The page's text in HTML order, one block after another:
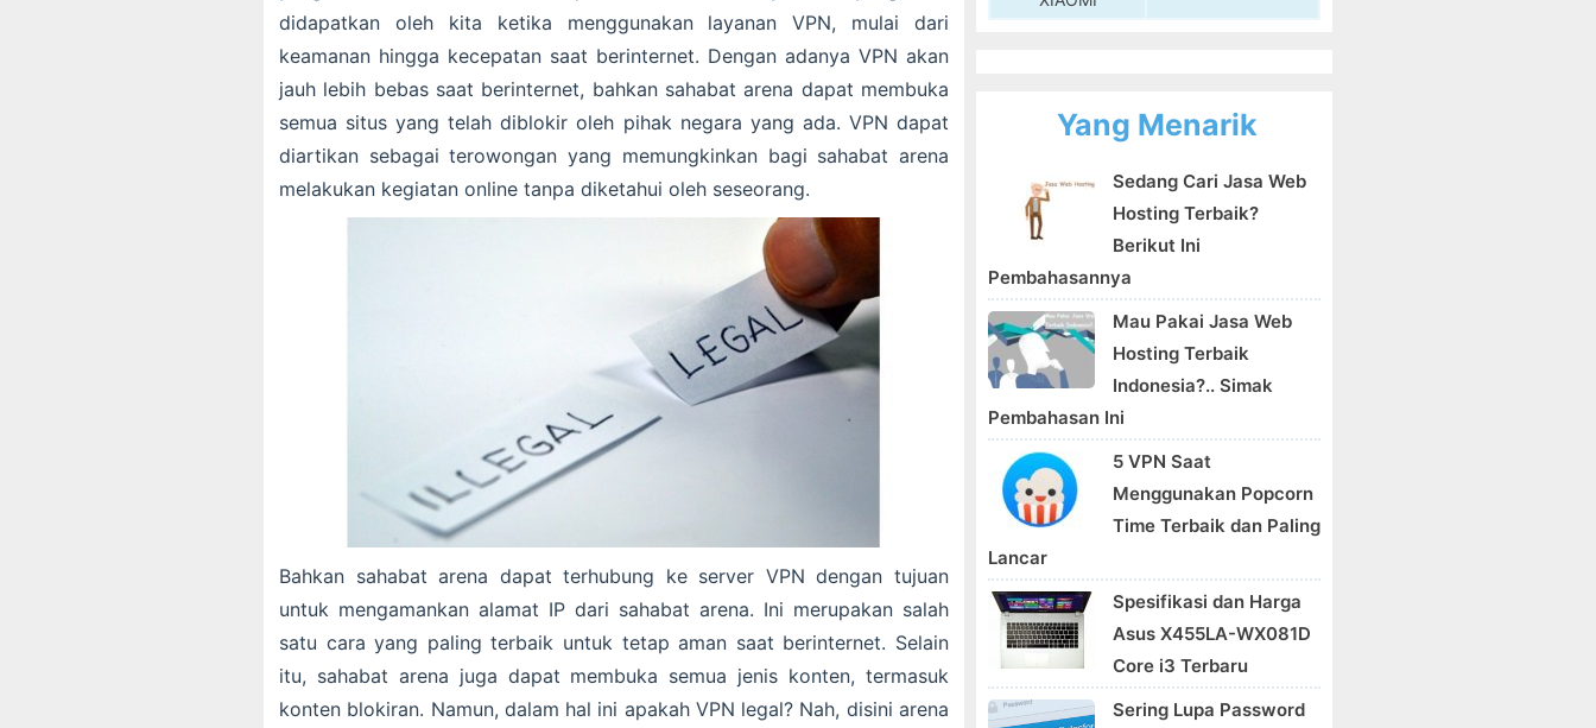
didapatkan oleh kita ketika menggunakan layanan VPN, mulai dari
keamanan hingga kecepatan saat berinternet. Dengan adanya VPN akan
jauh lebih bebas saat berinternet, bahkan sahabat arena dapat membuka
semua situs yang telah diblokir oleh pihak negara yang ada. VPN dapat
diartikan sebagai terowongan yang memungkinkan bagi sahabat arena
melakukan kegiatan online tanpa diketahui oleh seseorang.
Bahkan sahabat arena dapat terhubung ke server VPN dengan tujuan
untuk mengamankan alamat IP dari sahabat arena. Ini merupakan salah
satu cara yang paling terbaik untuk tetap aman saat berinternet. Selain
itu, sahabat arena juga dapat membuka semua jenis konten, termasuk
konten blokiran. Namun, dalam hal ini apakah VPN legal? Nah, disini arena
Yang Menarik
Sedang Cari Jasa Web
Hosting Terbaik?
Berikut Ini
Pembahasannya
Mau Pakai Jasa Web
Hosting Terbaik
Indonesia?.. Simak
Pembahasan Ini
5 VPN Saat
Menggunakan Popcorn
Time Terbaik dan Paling
Lancar
Spesifikasi dan Harga
Asus X455LA-WX081D
Core i3 Terbaru
Sering Lupa Password